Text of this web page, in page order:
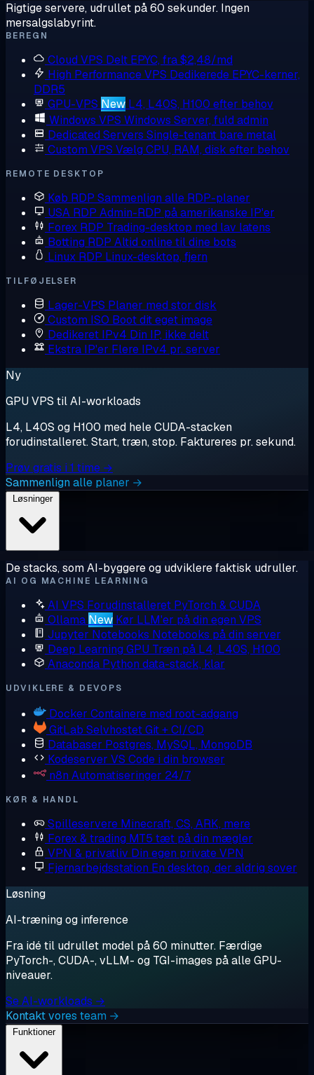
Rigtige servere, udrullet på 60 sekunder. Ingen
mersalgslabyrint.
BEREGN
Cloud VPS Delt EPYC, fra $2,48/md
High Performance VPS Dedikerede EPYC-kerner,
DDR5
GPU-VPS New L4, L40S, H100 efter behov
Windows VPS Windows Server, fuld admin
Dedicated Servers Single-tenant bare metal
Custom VPS Vælg CPU, RAM, disk efter behov
REMOTE DESKTOP
Køb RDP Sammenlign alle RDP-planer
USA RDP Admin-RDP på amerikanske IP'er
Forex RDP Trading-desktop med lav latens
Botting RDP Altid online til dine bots
Linux RDP Linux-desktop, fjern
TILFØJELSER
Lager-VPS Planer med stor disk
Custom ISO Boot dit eget image
Dedikeret IPv4 Din IP, ikke delt
Ekstra IP'er Flere IPv4 pr. server
Ny
GPU VPS til AI-workloads
L4, L40S og H100 med hele CUDA-stacken
forudinstalleret. Start, træn, stop. Faktureres pr. sekund.
Prøv gratis i 1 time →
Sammenlign alle planer →
Løsninger
De stacks, som AI-byggere og udviklere faktisk udruller.
AI OG MACHINE LEARNING
AI VPS Forudinstalleret PyTorch & CUDA
Ollama New Kør LLM'er på din egen VPS
Jupyter Notebooks Notebooks på din server
Deep Learning GPU Træn på L4, L40S, H100
Anaconda Python data-stack, klar
UDVIKLERE & DEVOPS
Docker Containere med root-adgang
GitLab Selvhostet Git + CI/CD
Databaser Postgres, MySQL, MongoDB
Kodeserver VS Code i din browser
n8n Automatiseringer 24/7
KØR & HANDL
Spilleservere Minecraft, CS, ARK, mere
Forex & trading MT5 tæt på din mægler
VPN & privatliv Din egen private VPN
Fjernarbejdsstation En desktop, der aldrig sover
Løsning
AI-træning og inference
Fra idé til udrullet model på 60 minutter. Færdige
PyTorch-, CUDA-, vLLM- og TGI-images på alle GPU-
niveauer.
Se AI-workloads →
Kontakt vores team →
Funktioner